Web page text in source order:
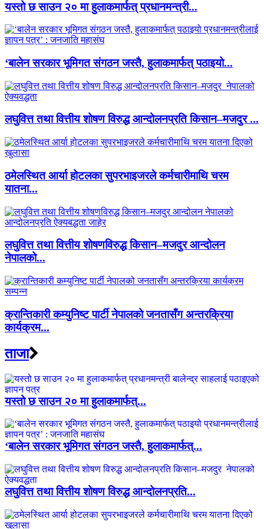
यस्तो छ साउन २० मा हुलाकमार्फत् प्रधानमन्त्री...
‘बालेन सरकार भूमिगत संगठन जस्तै, हुलाकमार्फत् पठाइयो...
लघुवित्त तथा वित्तीय शोषण विरुद्ध आन्दोलनप्रति किसान–मजदुर ...
ठमेलस्थित आर्या होटलका सुपरभाइजरले कर्मचारीमाथि चरम
यातना...
लघुवित्त तथा वित्तीय शोषणविरुद्ध किसान–मजदुर आन्दोलन
नेपालको...
क्रान्तिकारी कम्युनिष्ट पार्टी नेपालको जनतासँग अन्तरक्रिया
कार्यक्रम...
ताजा
यस्तो छ साउन २० मा हुलाकमार्फत्...
‘बालेन सरकार भूमिगत संगठन जस्तै, हुलाकमार्फत्...
लघुवित्त तथा वित्तीय शोषण विरुद्ध आन्दोलनप्रति...